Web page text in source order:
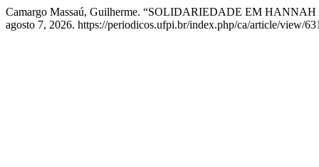
Camargo Massaú, Guilherme. “SOLIDARIEDADE EM
agosto 7, 2026. https://periodicos.ufpi.br/index.php/ca/article/view/